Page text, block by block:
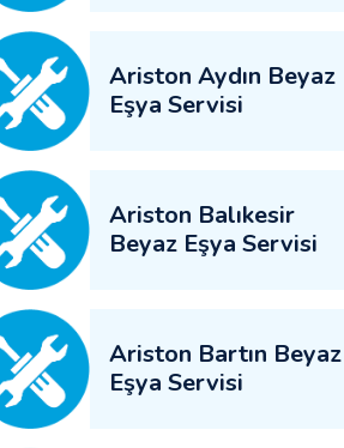
Ariston Aydın Beyaz
Eşya Servisi
Ariston Balıkesir
Beyaz Eşya Servisi
Ariston Bartın Beyaz
Eşya Servisi